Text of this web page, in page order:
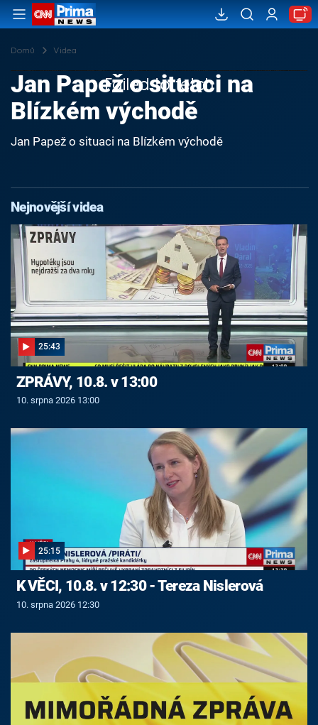
Domů Videa
Failed to fetch
Jan Papež o situaci na
Blízkém východě
Jan Papež o situaci na Blízkém východě
Nejnovější videa
25:43
ZPRÁVY, 10.8. v 13:00
10. srpna 2026 13:00
25:15
K VĚCI, 10.8. v 12:30 - Tereza Nislerová
10. srpna 2026 12:30